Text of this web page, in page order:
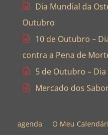
Dia Mundial da
Outubro
10 de Outubro –
contra a Pena de
5 de Outubro –
Mercado dos
agenda O Meu